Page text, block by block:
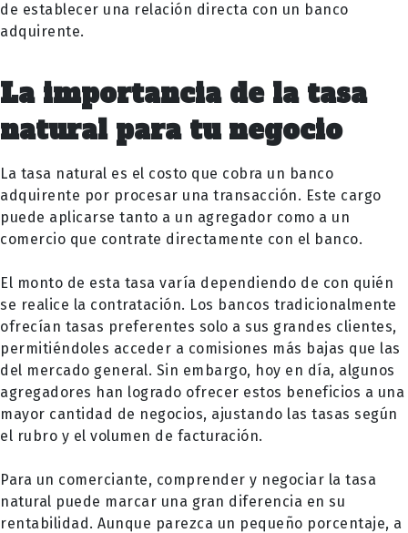
de establecer una relación directa con un banco
adquirente.
La importancia de la tasa
natural para tu negocio
La tasa natural es el costo que cobra un banco
adquirente por procesar una transacción. Este cargo
puede aplicarse tanto a un agregador como a un
comercio que contrate directamente con el banco.
El monto de esta tasa varía dependiendo de con quién
se realice la contratación. Los bancos tradicionalmente
ofrecían tasas preferentes solo a sus grandes clientes,
permitiéndoles acceder a comisiones más bajas que las
del mercado general. Sin embargo, hoy en día, algunos
agregadores han logrado ofrecer estos beneficios a una
mayor cantidad de negocios, ajustando las tasas según
el rubro y el volumen de facturación.
Para un comerciante, comprender y negociar la tasa
natural puede marcar una gran diferencia en su
rentabilidad. Aunque parezca un pequeño porcentaje, a